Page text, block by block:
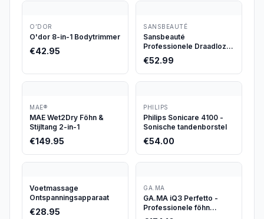
O’DOR
O'dor 8-in-1 Bodytrimmer
€42.95
SANSBEAUTÉ
Sansbeauté
Professionele Draadloze
Tondeuse
€52.99
MAE®
MAE Wet2Dry Föhn &
Stijltang 2-in-1
€149.95
PHILIPS
Philips Sonicare 4100 -
Sonische tandenborstel
€54.00
Voetmassage
Ontspanningsapparaat
€28.95
GA.MA
GA.MA iQ3 Perfetto -
Professionele föhn
1600W met ionisatie